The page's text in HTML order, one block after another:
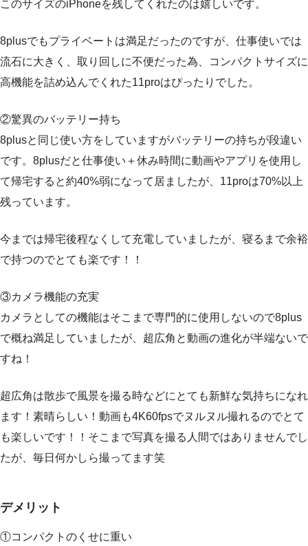
このサイズのiPhoneを残してくれたのは嬉しいです。
8plusでもプライベートは満足だったのですが、仕事使いでは
流石に大きく、取り回しに不便だった為、コンパクトサイズに
高機能を詰め込んでくれた11proはぴったりでした。
②驚異のバッテリー持ち
8plusと同じ使い方をしていますがバッテリーの持ちが段違い
です。8plusだと仕事使い＋休み時間に動画やアプリを使用し
て帰宅すると約40%弱になって居ましたが、11proは70%以上
残っています。
今までは帰宅後程なくして充電していましたが、寝るまで余裕
で持つのでとても楽です！！
③カメラ機能の充実
カメラとしての機能はそこまで専門的に使用しないので8plus
で概ね満足していましたが、超広角と動画の進化が半端ないで
すね！
超広角は散歩で風景を撮る時などにとても新鮮な気持ちになれ
ます！素晴らしい！動画も4K60fpsでヌルヌル撮れるのでとて
も楽しいです！！そこまで写真を撮る人間ではありませんでし
たが、毎日何かしら撮ってます笑
デメリット
①コンパクトのくせに重い